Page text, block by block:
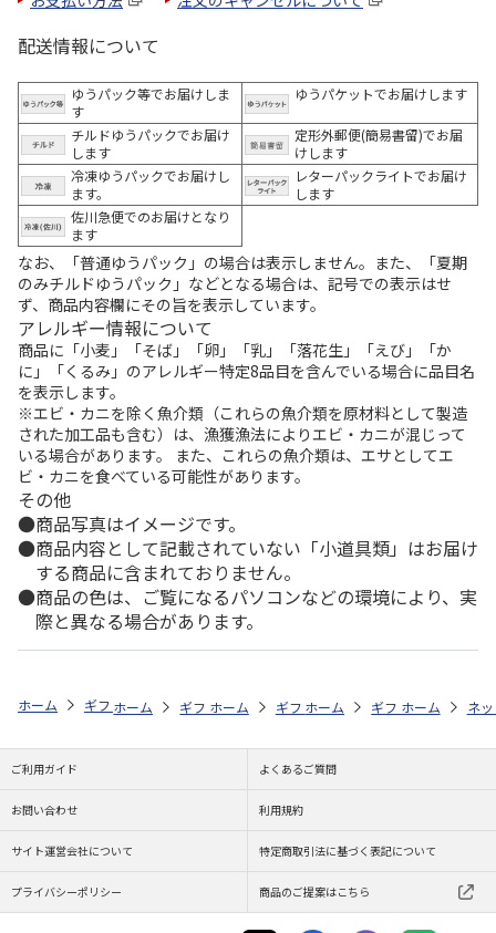
配送情報について
ゆうパック等でお届けしま
す
ゆうパケットでお届けします
チルドゆうパックでお届け
します
定形外郵便(簡易書留)でお届
けします
冷凍ゆうパックでお届けし
ます。
レターパックライトでお届け
します
佐川急便でのお届けとなり
ます
なお、「普通ゆうパック」の場合は表示しません。また、「夏期
のみチルドゆうパック」などとなる場合は、記号での表示はせ
ず、商品内容欄にその旨を表示しています。
アレルギー情報について
商品に「小麦」「そば」「卵」「乳」「落花生」「えび」「か
に」「くるみ」のアレルギー特定8品目を含んでいる場合に品目名
を表示します。
※エビ・カニを除く魚介類（これらの魚介類を原材料として製造
された加工品も含む）は、漁獲漁法によりエビ・カニが混じって
いる場合があります。 また、これらの魚介類は、エサとしてエ
ビ・カニを食べている可能性があります。
その他
商品写真はイメージです。
商品内容として記載されていない「小道具類」はお届け
する商品に含まれておりません。
商品の色は、ご覧になるパソコンなどの環境により、実
際と異なる場合があります。
ホーム ギフトストア お中元・夏ギフト特集 2026 おつまみ・お惣菜
ホーム ギフトストア お中元・夏ギフト特集 2026
ホーム ギフトストア お中元・夏ギフト
ホーム ギフトストア お
ホーム ネ
ご利用ガイド よくあるご質問
お問い合わせ 利用規約
サイト運営会社について 特定商取引法に基づく表記について
プライバシーポリシー 商品のご提案はこちら